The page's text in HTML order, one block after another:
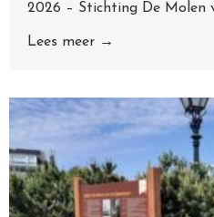
2026 – Stichting De Molen
Lees meer →